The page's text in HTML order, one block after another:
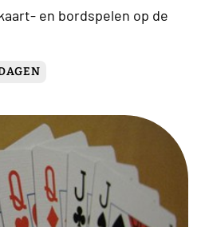
en bordspelen op de